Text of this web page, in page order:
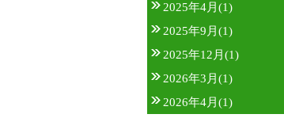
2025年4月(1)
2025年9月(1)
2025年12月(1)
2026年3月(1)
2026年4月(1)